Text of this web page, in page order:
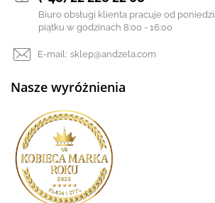
Biuro obsługi klienta pracuje od
piątku w godzinach 8:00 - 16:00
E-mail: sklep@andzela.com
Nasze wyróżnienia